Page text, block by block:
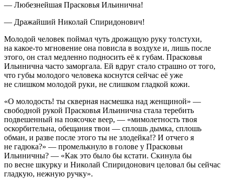
— Любезнейшая Прасковья Ильинична!
— Дражайший Николай Спиридонович!
Молодой человек поймал чуть дрожащую руку толстухи,
на какое-то мгновение она повисла в воздухе и, лишь после
этого, он стал медленно подносить её к губам. Прасковья
Ильинична часто заморгала. Ей вдруг стало страшно от того,
что губы молодого человека коснутся сейчас её уже
не слишком молодой руки, не слишком гладкой кожи.
«О молодость! ты скверная насмешка над женщиной» —
свободной рукой Прасковья Ильинична стала теребить
подвешенный на поясочке веер, — «мимолетность твоя
оскорбительна, обещания твои — сплошь дымка, сплошь
обман, и разве после этого ты не злодейка!? И отчего я
не гадюка?» — промелькнуло в голове у Прасковьи
Ильиничны? — «Как это было бы кстати. Скинула бы
по весне шкурку и Николай Спиридонович целовал бы сейчас
гладкую, нежную ручку».